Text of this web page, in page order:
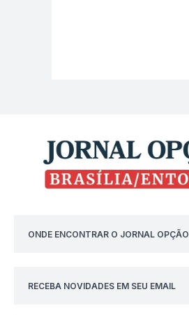
ONDE ENCONTRAR O JORNAL OPÇÃO
RECEBA NOVIDADES EM SEU EMAIL